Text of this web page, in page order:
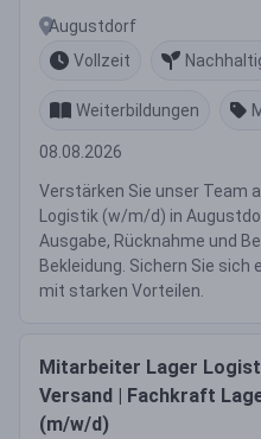
Augustdorf
Vollzeit
Weiterbildungen
08.08.2026
Verstärken Sie unser Team
Logistik (w/m/d) in
Ausgabe, Rücknahme und
Bekleidung. Sichern Sie
mit starken Vorteilen.
Mitarbeiter Lager
Versand | Fachkraft
(m/w/d)